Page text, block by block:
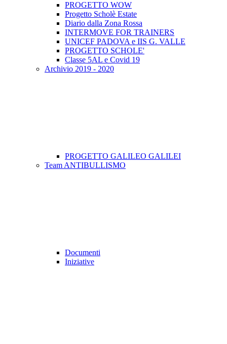
PROGETTO WOW
Progetto Scholè Estate
Diario dalla Zona Rossa
INTERMOVE FOR TRAINERS
UNICEF PADOVA e IIS G. VALLE
PROGETTO SCHOLE'
Classe 5AL e Covid 19
Archivio 2019 - 2020
PROGETTO GALILEO GALILEI
Team ANTIBULLISMO
Documenti
Iniziative